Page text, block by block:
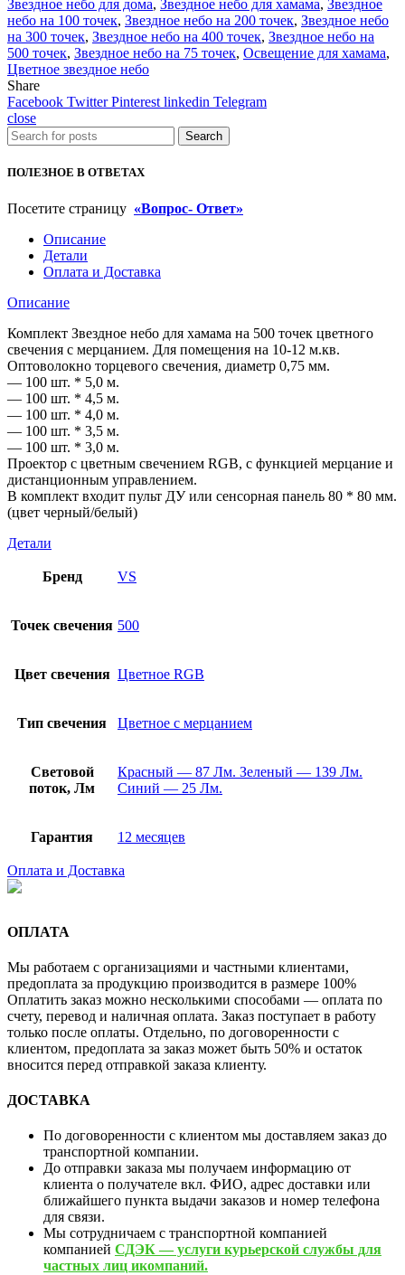
хамама
на
500
точек
цветного
свечения
с
мерцанием.
Звездное небо для дома, Звездное небо для хамама, Звездное
небо на 100 точек, Звездное небо на 200 точек, Звездное небо
на 300 точек, Звездное небо на 400 точек, Звездное небо на
500 точек, Звездное небо на 75 точек, Освещение для хамама,
Цветное звездное небо
Share
Facebook Twitter Pinterest linkedin Telegram
close
Search
ПОЛЕЗНОЕ В ОТВЕТАХ
Посетите страницу «Вопрос- Ответ»
Описание
Детали
Оплата и Доставка
Описание
Комплект Звездное небо для хамама на 500 точек цветного
свечения с мерцанием. Для помещения на 10-12 м.кв.
Оптоволокно торцевого свечения, диаметр 0,75 мм.
— 100 шт. * 5,0 м.
— 100 шт. * 4,5 м.
— 100 шт. * 4,0 м.
— 100 шт. * 3,5 м.
— 100 шт. * 3,0 м.
Проектор с цветным свечением RGB, с функцией мерцание и
дистанционным управлением.
В комплект входит пульт ДУ или сенсорная панель 80 * 80 мм.
(цвет черный/белый)
Детали
Бренд VS
Точек свечения 500
Цвет свечения Цветное RGB
Тип свечения Цветное с мерцанием
Световой
поток, Лм
Красный — 87 Лм. Зеленый — 139 Лм.
Синий — 25 Лм.
Гарантия 12 месяцев
Оплата и Доставка
ОПЛАТА
Мы работаем с организациями и частными клиентами,
предоплата за продукцию производится в размере 100%
Оплатить заказ можно несколькими способами — оплата по
счету, перевод и наличная оплата. Заказ поступает в работу
только после оплаты. Отдельно, по договоренности с
клиентом, предоплата за заказ может быть 50% и остаток
вносится перед отправкой заказа клиенту.
ДОСТАВКА
По договоренности с клиентом мы доставляем заказ до
транспортной компании.
До отправки заказа мы получаем информацию от
клиента о получателе вкл. ФИО, адрес доставки или
ближайшего пункта выдачи заказов и номер телефона
для связи.
Мы сотрудничаем с транспортной компанией
компанией СДЭК — услуги курьерской службы для
частных лиц икомпаний.